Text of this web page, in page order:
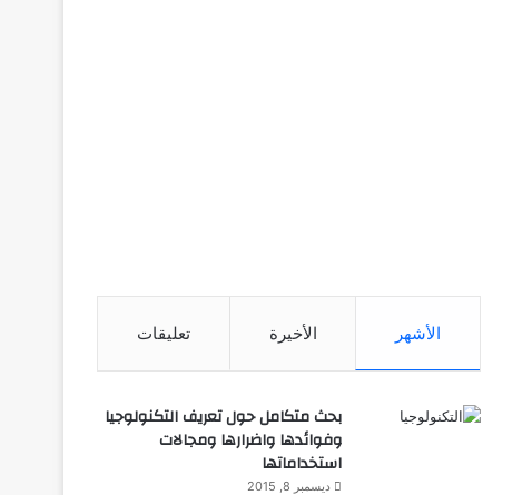
الأشهر الأخيرة تعليقات
بحث متكامل حول تعريف التكنولوجيا
وفوائدها واضرارها ومجالات
استخداماتها
ديسمبر 8, 2015